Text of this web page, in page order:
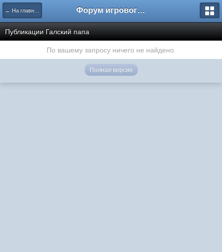
← На главную Форум игрового проекта Riverrise
Публикации Галский папа
По вашему запросу ничего не найдено.
Полная версия